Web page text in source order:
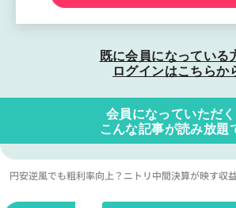
既に会員になっている
ログインはこちらか
会員になっていただ
こんな記事が読み放題
円安逆風でも粗利率向上？ニトリ中間決算が映す収